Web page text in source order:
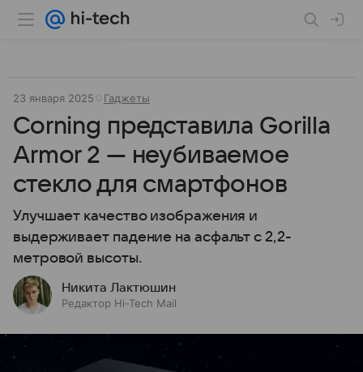
23 января 2025 Гаджеты
Corning представила Gorilla
Armor 2 — неубиваемое
стекло для смартфонов
Улучшает качество изображения и
выдерживает падение на асфальт с 2,2-
метровой высоты.
Никита Лактюшин
Редактор Hi-Tech Mail